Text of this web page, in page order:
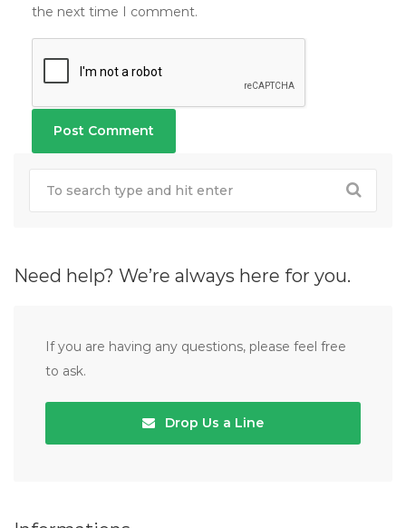
the next time I comment.
Need help? We’re always here for you.
If you are having any questions, please feel free
to ask.
Drop Us a Line